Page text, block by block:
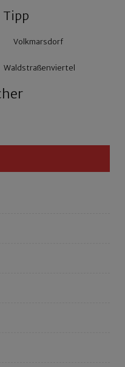
Tipp
Volkmarsdorf
Waldstraßenviertel